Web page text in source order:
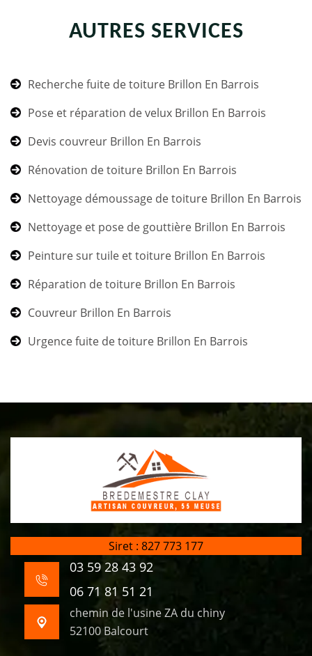
AUTRES SERVICES
Recherche fuite de toiture Brillon En Barrois
Pose et réparation de velux Brillon En Barrois
Devis couvreur Brillon En Barrois
Rénovation de toiture Brillon En Barrois
Nettoyage démoussage de toiture Brillon En Barrois
Nettoyage et pose de gouttière Brillon En Barrois
Peinture sur tuile et toiture Brillon En Barrois
Réparation de toiture Brillon En Barrois
Couvreur Brillon En Barrois
Urgence fuite de toiture Brillon En Barrois
Siret : 827 773 177
03 59 28 43 92
06 71 81 51 21
chemin de l'usine ZA du chiny
52100 Balcourt